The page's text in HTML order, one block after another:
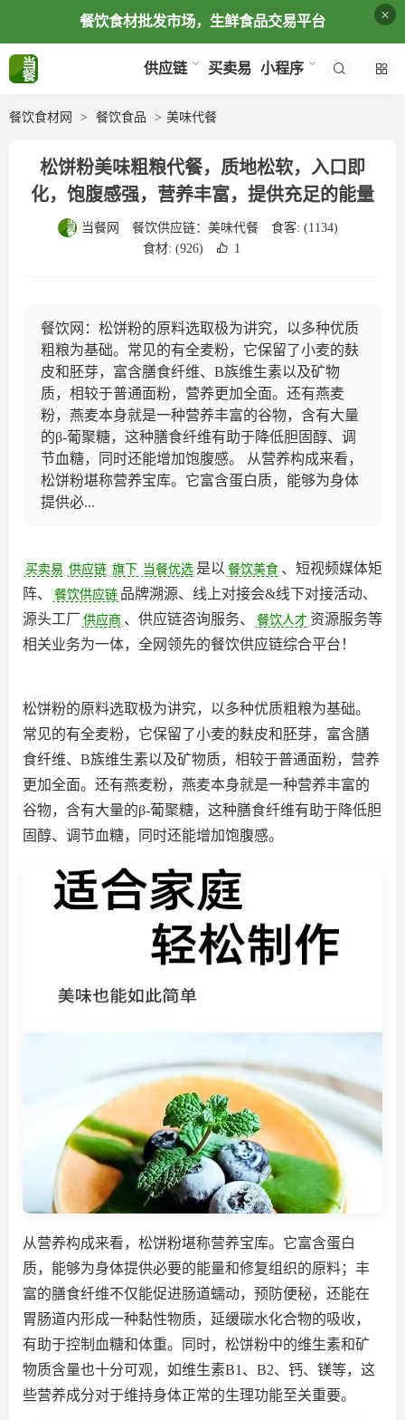
餐饮食材批发市场，生鲜食品交易平台 ×
供应链 买卖易 小程序
餐饮食材网 餐饮食品 美味代餐
松饼粉美味粗粮代餐，质地松软，入口即
化，饱腹感强，营养丰富，提供充足的能量
当餐网 餐饮供应链： 美味代餐 食客: (1134)
食材: (926) 1
餐饮网：松饼粉的原料选取极为讲究，以多种优质
粗粮为基础。常见的有全麦粉，它保留了小麦的麸
皮和胚芽，富含膳食纤维、B族维生素以及矿物
质，相较于普通面粉，营养更加全面。还有燕麦
粉，燕麦本身就是一种营养丰富的谷物，含有大量
的β-葡聚糖，这种膳食纤维有助于降低胆固醇、调
节血糖，同时还能增加饱腹感。 从营养构成来看，
松饼粉堪称营养宝库。它富含蛋白质，能够为身体
提供必...
买卖易 供应链 旗下 当餐优选 是以 餐饮美食 、短视频媒体矩
阵、
餐饮供应链 品牌溯源、线上对接会&线下对接活动、
源头工厂 供应商 、供应链咨询服务、 餐饮人才 资源服务等
相关业务为一体，全网领先的餐饮供应链综合平台‌！
松饼粉的原料选取极为讲究，以多种优质粗粮为基础。
常见的有全麦粉，它保留了小麦的麸皮和胚芽，富含膳
食纤维、B族维生素以及矿物质，相较于普通面粉，营养
更加全面。还有燕麦粉，燕麦本身就是一种营养丰富的
谷物，含有大量的β-葡聚糖，这种膳食纤维有助于降低胆
固醇、调节血糖，同时还能增加饱腹感。
从营养构成来看，松饼粉堪称营养宝库。它富含蛋白
质，能够为身体提供必要的能量和修复组织的原料；丰
富的膳食纤维不仅能促进肠道蠕动，预防便秘，还能在
胃肠道内形成一种黏性物质，延缓碳水化合物的吸收，
有助于控制血糖和体重。同时，松饼粉中的维生素和矿
物质含量也十分可观，如维生素B1、B2、钙、镁等，这
些营养成分对于维持身体正常的生理功能至关重要。